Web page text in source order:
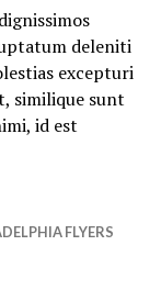
deleniti
excepturi
similique sunt
id est
FLYERS